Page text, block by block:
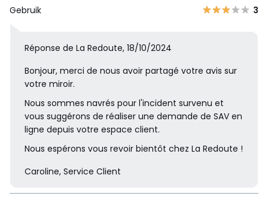
Gebruik 3
Réponse de La Redoute, 18/10/2024
Bonjour, merci de nous avoir partagé votre avis sur
votre miroir.
Nous sommes navrés pour l'incident survenu et
vous suggérons de réaliser une demande de SAV en
ligne depuis votre espace client.
Nous espérons vous revoir bientôt chez La Redoute !
Caroline, Service Client